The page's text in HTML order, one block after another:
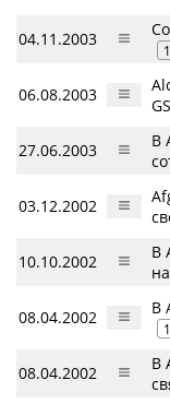
04.11.2003
1
06.08.2003
27.06.2003
В
03.12.2002
10.10.2002
В
08.04.2002 В
1
08.04.2002
В